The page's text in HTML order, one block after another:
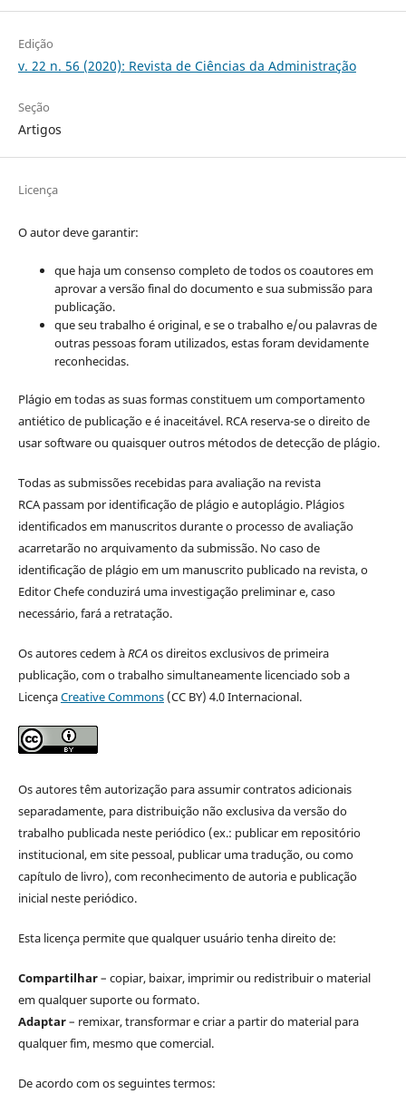
Edição
v. 22 n. 56 (2020): Revista de Ciências da Administração
Seção
Artigos
Licença
O autor deve garantir:
que haja um consenso completo de todos os coautores em
aprovar a versão final do documento e sua submissão para
publicação.
que seu trabalho é original, e se o trabalho e/ou palavras de
outras pessoas foram utilizados, estas foram devidamente
reconhecidas.
Plágio em todas as suas formas constituem um comportamento
antiético de publicação e é inaceitável. RCA reserva-se o direito de
usar software ou quaisquer outros métodos de detecção de plágio.
Todas as submissões recebidas para avaliação na revista
RCA passam por identificação de plágio e autoplágio. Plágios
identificados em manuscritos durante o processo de avaliação
acarretarão no arquivamento da submissão. No caso de
identificação de plágio em um manuscrito publicado na revista, o
Editor Chefe conduzirá uma investigação preliminar e, caso
necessário, fará a retratação.
Os autores cedem àRCAos direitos exclusivos de primeira
publicação, com o trabalho simultaneamente licenciado sob a
LicençaCreative Commons(CC BY) 4.0 Internacional.
Os autores têm autorização para assumir contratos adicionais
separadamente, para distribuição não exclusiva da versão do
trabalho publicada neste periódico (ex.: publicar em repositório
institucional, em site pessoal, publicar uma tradução, ou como
capítulo de livro), com reconhecimento de autoria e publicação
inicial neste periódico.
Esta licença permite que qualquer usuário tenha direito de:
Compartilhar– copiar, baixar, imprimir ou redistribuir o material
em qualquer suporte ou formato.
Adaptar– remixar, transformar e criar a partir do material para
qualquer fim, mesmo que comercial.
De acordo com os seguintes termos: